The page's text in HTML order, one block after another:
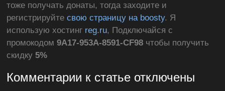
тоже получать донаты, тогда заходите и
регистрируйтесвою страницу на boosty. Я
использую хостинг reg.ru, Подключайся с
промокодом9A17-953A-8591-CF98 чтобы получить
скидку5%
Комментарии к статье отключены